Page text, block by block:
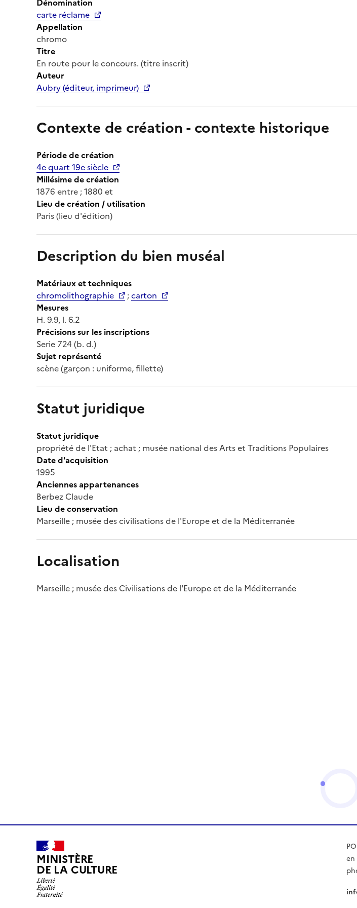
carte réclame
Appellation
chromo
Titre
En route pour le concours. (titre inscrit)
Auteur
Aubry (éditeur, imprimeur)
Contexte de création - contexte historique
Période de création
4e quart 19e siècle
Millésime de création
1876 entre ; 1880 et
Lieu de création / utilisation
Paris (lieu d'édition)
Description du bien muséal
Matériaux et techniques
chromolithographie
;carton
Mesures
H. 9.9, l. 6.2
Précisions sur les inscriptions
Serie 724 (b. d.)
Sujet représenté
scène (garçon : uniforme, fillette)
Statut juridique
Statut juridique
propriété de l'Etat ; achat ; musée national des Arts et Traditions Populaires
Date d'acquisition
1995
Anciennes appartenances
Berbez Claude
Lieu de conservation
Marseille ; musée des civilisations de l'Europe et de la Méditerranée
Localisation
Marseille ; musée des Civilisations de l'Europe et de la Méditerranée
MINISTÈRE
DE LA CULTURE
en